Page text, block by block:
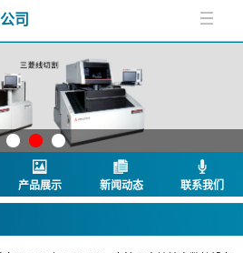
司
产品展示 新闻动态 联系我们